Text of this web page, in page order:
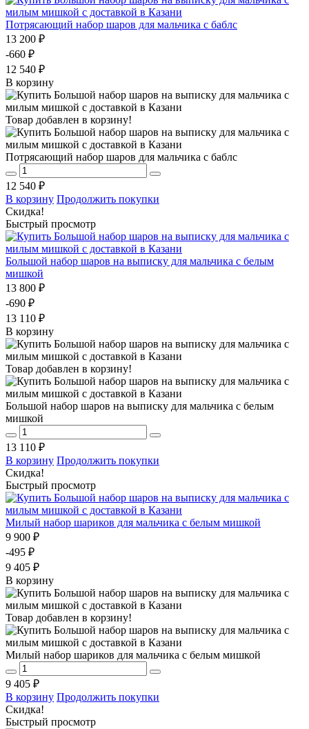
Потрясающий набор шаров для мальчика с баблс
13 200 ₽
-660 ₽
12 540 ₽
В корзину
Товар добавлен в корзину!
Потрясающий набор шаров для мальчика с баблс
12 540 ₽
В корзину Продолжить покупки
Скидка!
Быстрый просмотр
Большой набор шаров на выписку для мальчика с белым
мишкой
13 800 ₽
-690 ₽
13 110 ₽
В корзину
Товар добавлен в корзину!
Большой набор шаров на выписку для мальчика с белым
мишкой
13 110 ₽
В корзину Продолжить покупки
Скидка!
Быстрый просмотр
Милый набор шариков для мальчика с белым мишкой
9 900 ₽
-495 ₽
9 405 ₽
В корзину
Товар добавлен в корзину!
Милый набор шариков для мальчика с белым мишкой
9 405 ₽
В корзину Продолжить покупки
Скидка!
Быстрый просмотр